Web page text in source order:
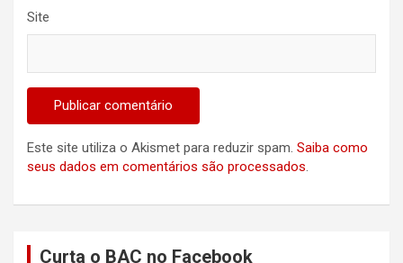
Site
Este site utiliza o Akismet para reduzir spam. Saiba como
seus dados em comentários são processados.
Curta o BAC no Facebook